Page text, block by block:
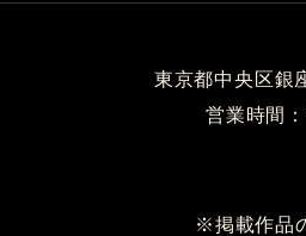
東京都中央区
営業時間
※掲載作品